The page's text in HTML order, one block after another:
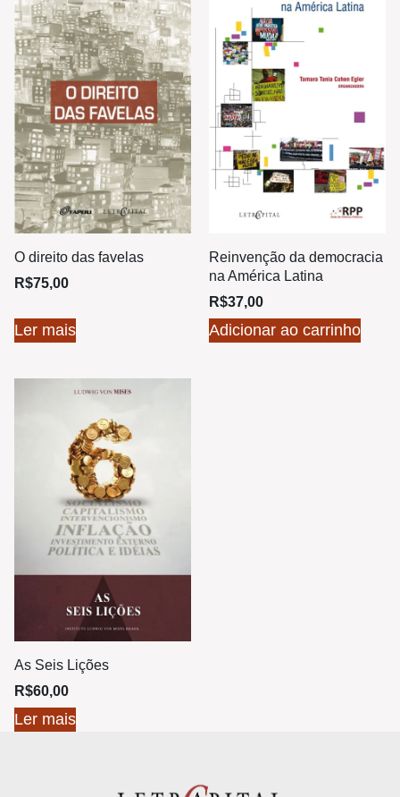
O direito das favelas
R$75,00
Ler mais
Reinvenção da democracia
na América Latina
R$37,00
Adicionar ao carrinho
As Seis Lições
R$60,00
Ler mais